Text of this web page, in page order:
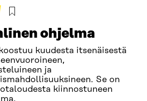
ohjelma
kuudesta itsenäisestä
ja
Se on
kiinnostuneen